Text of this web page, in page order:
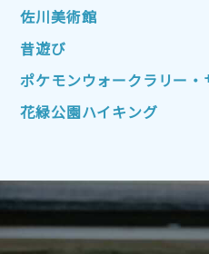
2022年7月
2022年4月
2022年1月 2021年12
2021年10月 2021年9月
2021年1月 2020年12月
2020年10月 2020年9月
佐川美術館
昔遊び
ポケモンウォークラリー・
花緑公園ハイキング